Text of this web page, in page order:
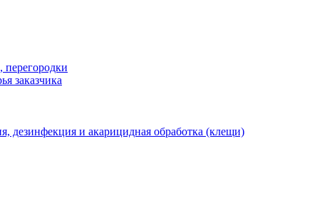
заказчика
дезинфекция и акарицидная обработка (клещи)